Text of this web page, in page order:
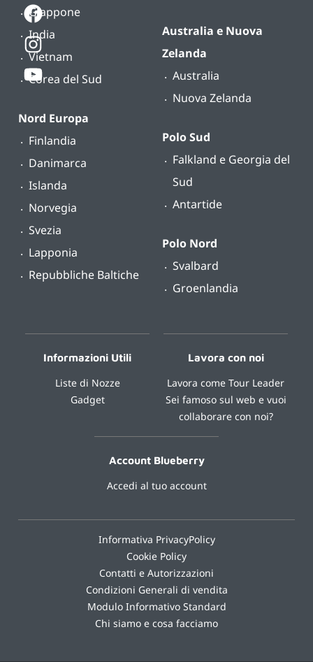
Giappone
India
Vietnam
Corea del Sud
Nord Europa
Finlandia
Danimarca
Islanda
Norvegia
Svezia
Lapponia
Repubbliche Baltiche
Australia e Nuova
Zelanda
Australia
Nuova Zelanda
Polo Sud
Falkland e Georgia del
Sud
Antartide
Polo Nord
Svalbard
Groenlandia
Informazioni Utili
Liste di Nozze
Gadget
Lavora con noi
Lavora come Tour Leader
Sei famoso sul web e vuoi
collaborare con noi?
Account Blueberry
Accedi al tuo account
Informativa PrivacyPolicy
Cookie Policy
Contatti e Autorizzazioni
Condizioni Generali di vendita
Modulo Informativo Standard
Chi siamo e cosa facciamo